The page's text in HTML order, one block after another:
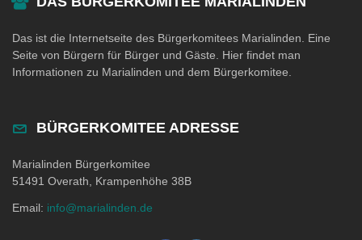
Das ist die Internetseite des Bürgerkomitees Marialinden. Eine
Seite von Bürgern für Bürger und Gäste. Hier findet man
Informationen zu Marialinden und dem Bürgerkomitee.
BÜRGERKOMITEE ADRESSE
Marialinden Bürgerkomitee
51491 Overath, Krampenhöhe 38B
Email: info@marialinden.de